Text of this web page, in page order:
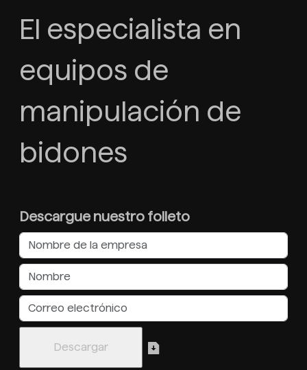
El especialista en
equipos de
manipulación de
bidones
Descargue nuestro folleto